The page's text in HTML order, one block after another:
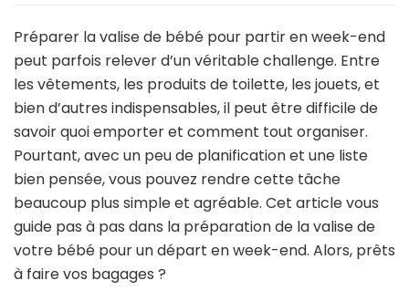
la
de
bébé
pour
partir
week-
?
Préparer la valise de bébé pour partir en week-end
peut parfois relever d’un véritable challenge. Entre
les vêtements, les produits de toilette, les jouets, et
bien d’autres indispensables, il peut être difficile de
savoir quoi emporter et comment tout organiser.
Pourtant, avec un peu de planification et une liste
bien pensée, vous pouvez rendre cette tâche
beaucoup plus simple et agréable. Cet article vous
guide pas à pas dans la préparation de la valise de
votre bébé pour un départ en week-end. Alors, prêts
à faire vos bagages ?